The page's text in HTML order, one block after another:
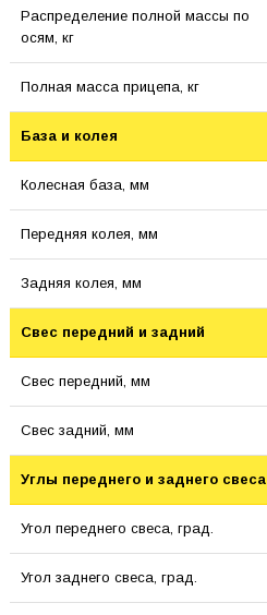
Распределение полной массы по
осям, кг
Полная масса прицепа, кг
База и колея
Колесная база, мм
Передняя колея, мм
Задняя колея, мм
Свес передний и задний
Свес передний, мм
Свес задний, мм
Углы переднего и заднего свеса
Угол переднего свеса, град.
Угол заднего свеса, град.